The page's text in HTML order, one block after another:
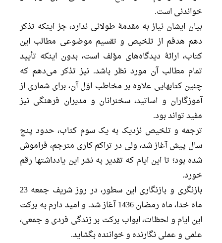
خواندنی است.
بیان ایشان نیاز به مقدمۀ طولانی ندارد، جز اینکه تذکر
دهم هدفم از تلخیص و تقسیم موضوعی مطالب این
کتاب، ارائۀ دیدگاه‌های مؤلف است، بدون اینکه تأیید
تمام مطالب آن مورد نظر باشد. نیز تذکر می‌دهم که
چنین کتابهایی علاوه بر مخاطب اوّل آن، برای شماری از
آموزگاران و اساتید، سخنرانان و مدیران فرهنگی نیز
مفید تواند بود.
ترجمه و تلخیص نزدیک به یک سوم کتاب، حدود پنج
سال پیش آغاز شد، ولی در تراکم کاری مترجم، فراموش
شده بود؛ تا این ایام که تقدیر به نشر این یادداشتها رقم
خورد.
بازنگری و بازنگاری این سطور، در روز شریف جمعه 23
ماه خدا، ماه رمضان 1436 آغاز شد. و امید دارم به برکت
این ایام و لحظات، ابواب برکت بر زندگی فردی و جمعی،
علمی و عملی نگارنده و خواننده بگشاید.